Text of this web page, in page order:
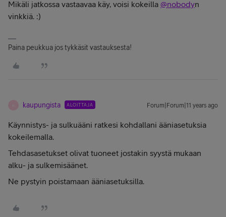
Mikäli jatkossa vastaavaa käy, voisi kokeilla @nobodyn
vinkkiä. :)
Paina peukkua jos tykkäsit vastauksesta!
kaupungista ALOITTAJA Forum|Forum|11 years ago
Käynnistys- ja sulkuääni ratkesi kohdallani ääniasetuksia
kokeilemalla.
Tehdasasetukset olivat tuoneet jostakin syystä mukaan
alku- ja sulkemisäänet.
Ne pystyin poistamaan ääniasetuksilla.